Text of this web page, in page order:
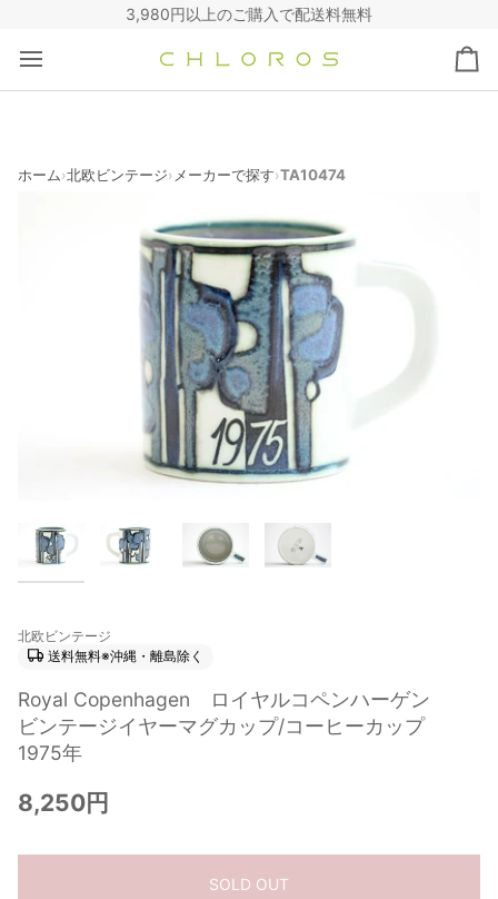
3,980円以上のご購入で配送料無料
カ
ー
ホーム›北欧ビンテージ› メーカーで探す›TA10474
北欧ビンテージ
送料無料※沖縄・離島除く
Royal Copenhagen ロイヤルコペンハーゲン
ビンテージイヤーマグカップ/コーヒーカップ
1975年
8,250円
SOLD OUT